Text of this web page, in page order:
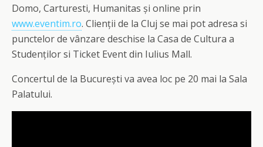
Domo, Carturesti, Humanitas și online prin
www.eventim.ro. Clienții de la Cluj se mai pot adresa si
punctelor de vânzare deschise la Casa de Cultura a
Studenților si Ticket Event din Iulius Mall.
Concertul de la București va avea loc pe 20 mai la Sala
Palatului.